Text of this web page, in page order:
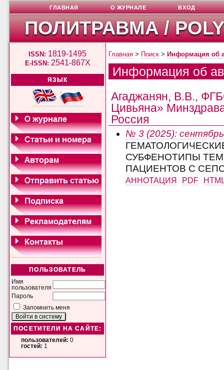
ПОЛИТРАВМА /
ISSN: 1819-1495
E-ISSN: 2541-867X
ЯЗЫК
ПОЛЬЗОВАТЕЛЬ
Имя
пользователя
Пароль
Запомнить меня
ПОСЕТИТЕЛИ НА САЙТЕ:
пользователей: 0
гостей: 1
ГЛАВНАЯ О ЖУРНАЛЕ ВХОД
Главная > Поиск > Информация об
Информация об
Агаджанян, В.В.,
Цивьяна»
Россия
№ 3 (2025): сентябрь
СУБФЕНОТИПЫ
ПАЦИЕНТОВ С
АННОТАЦИЯ PDF